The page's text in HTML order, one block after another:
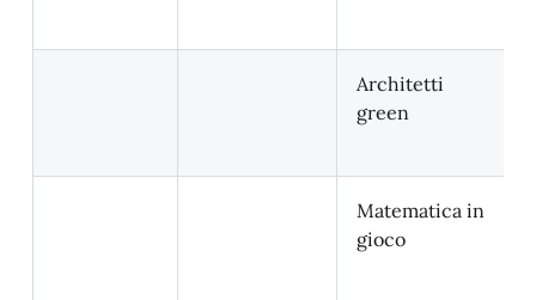
Architetti
green
Matematica in
gioco